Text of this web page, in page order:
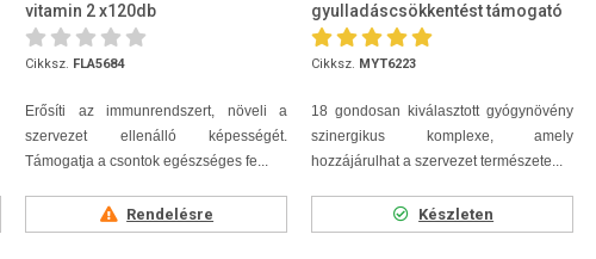
vitamin 2 x120db
Cikksz. FLA5684
Erősíti az immunrendszert, növeli a
szervezet ellenálló képességét.
Támogatja a csontok egészséges fe...
Rendelésre
gyulladáscsökkentést támogató
gyógynövény-komplex 60db
Cikksz. MYT6223
18 gondosan kiválasztott gyógynövény
szinergikus komplexe, amely
hozzájárulhat a szervezet természete...
Készleten